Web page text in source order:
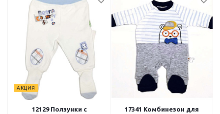
АКЦИЯ
12129 Ползунки с
17341 Комбинезон для